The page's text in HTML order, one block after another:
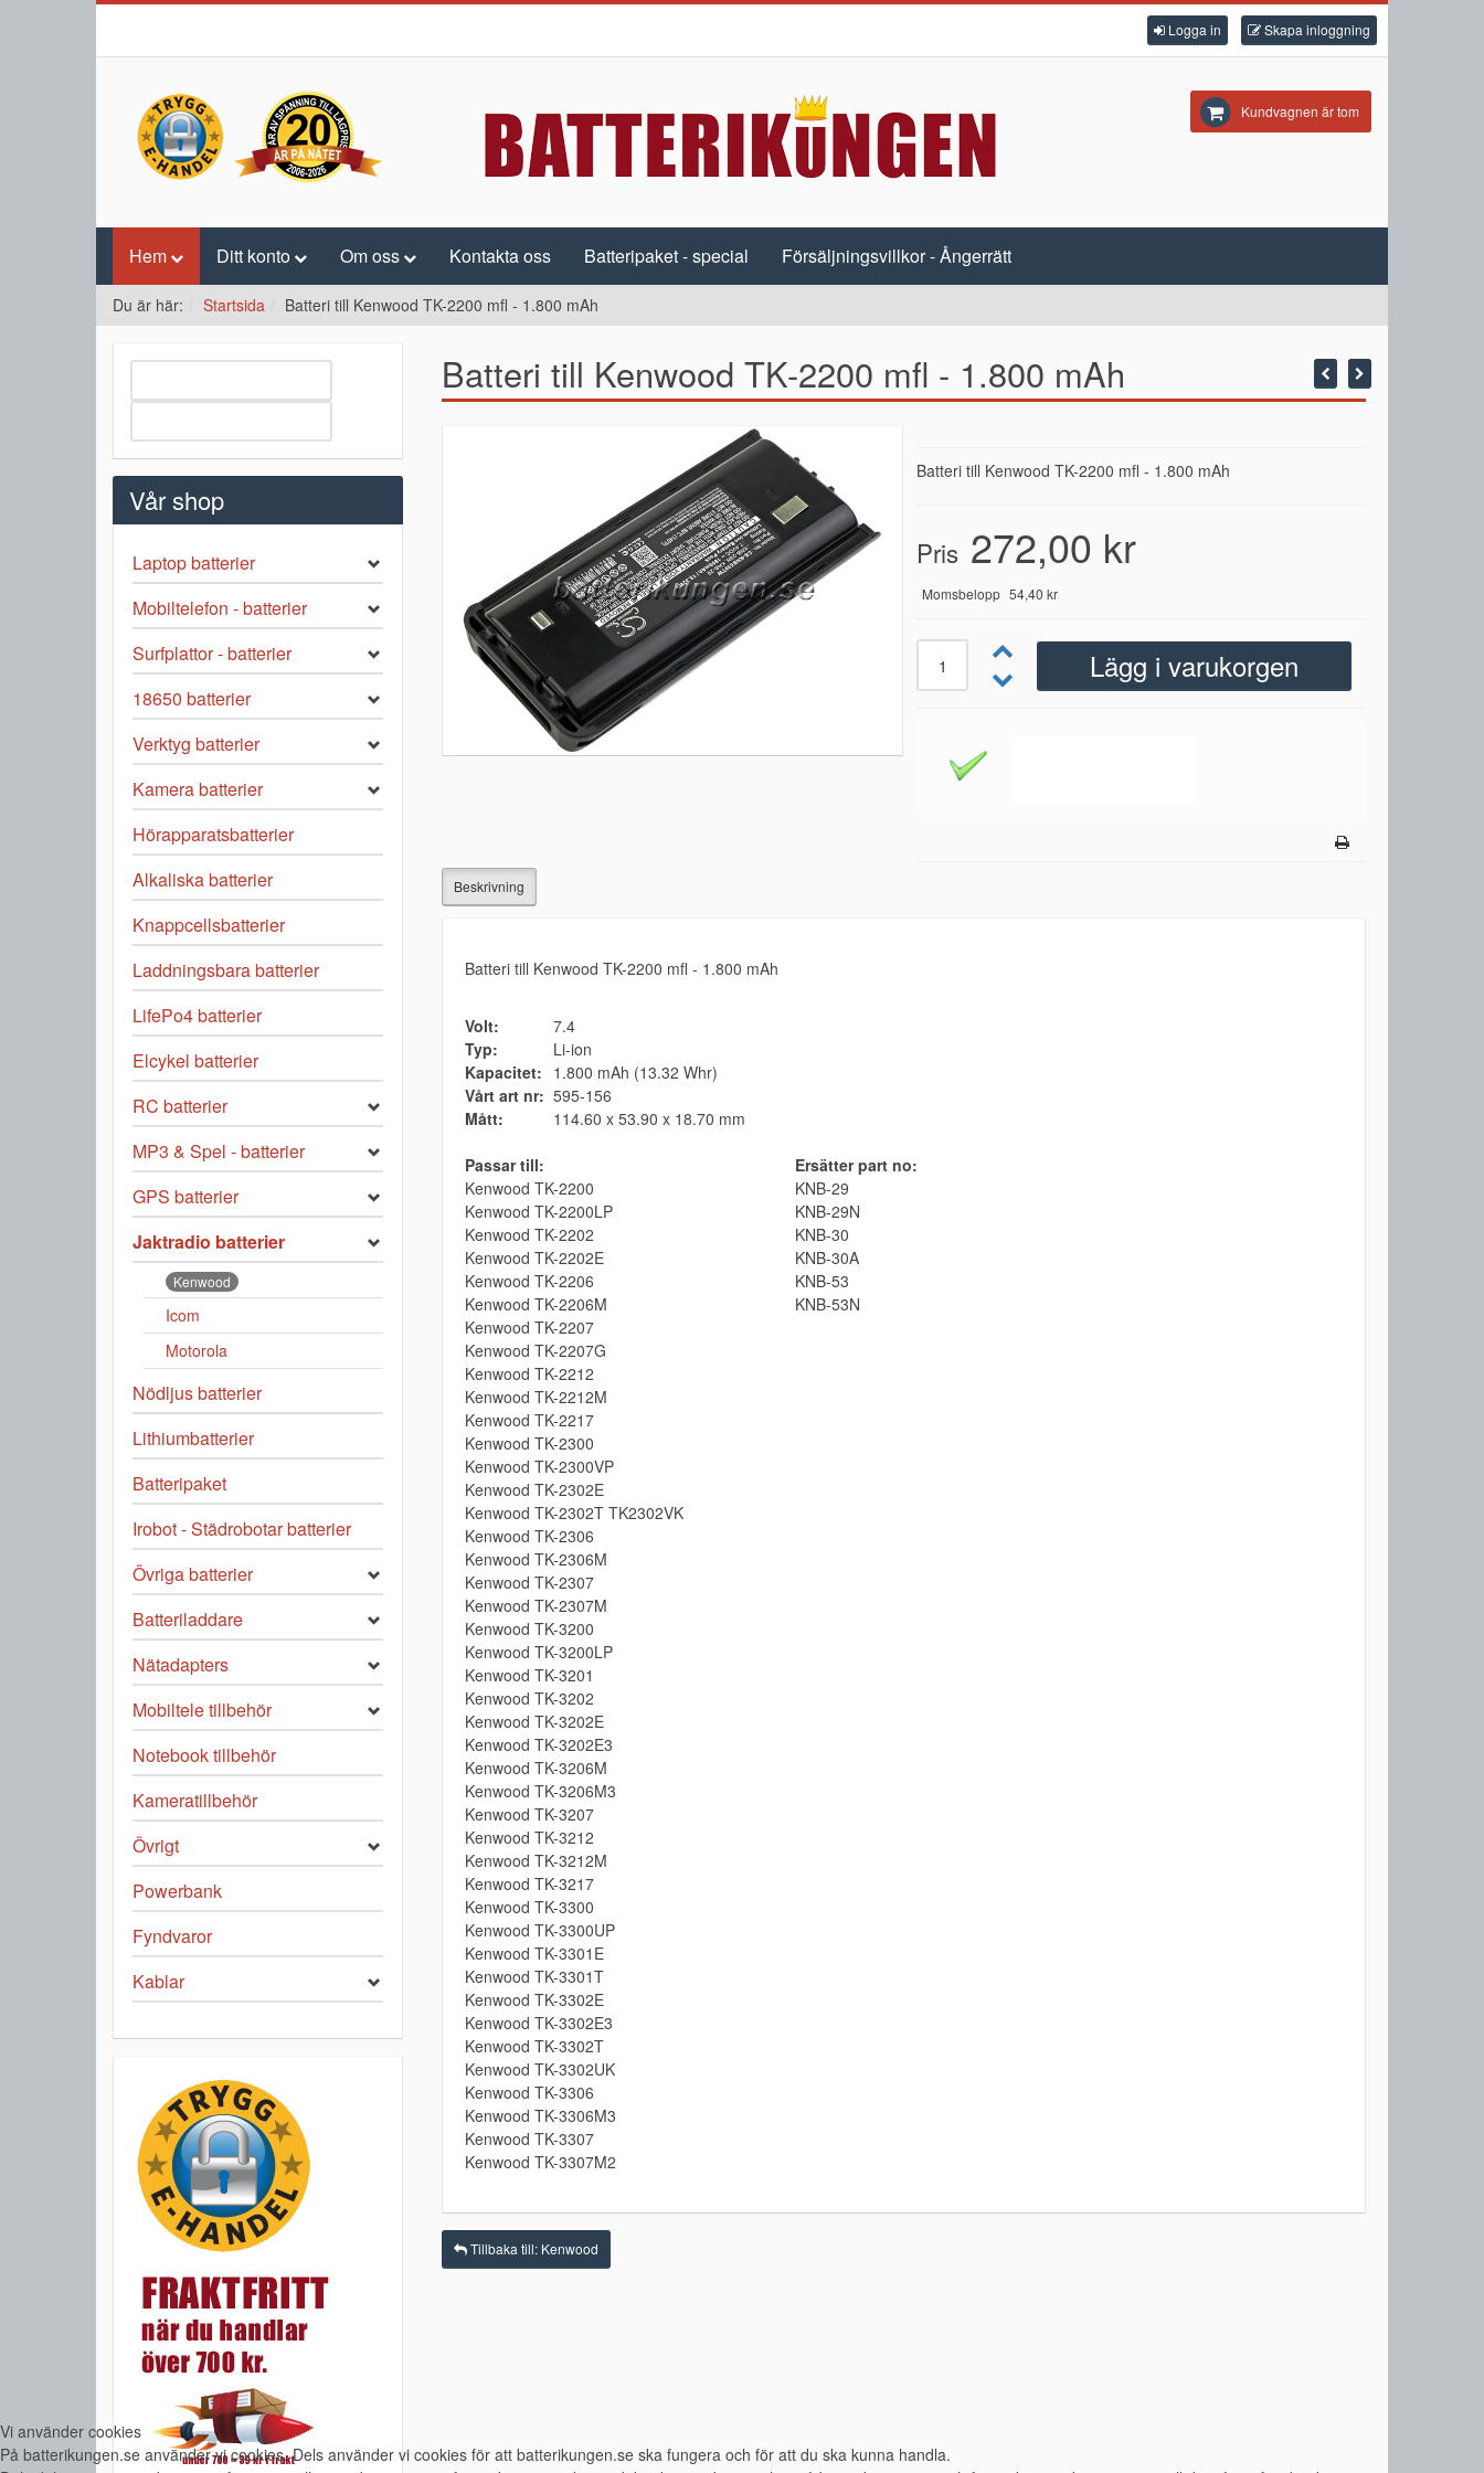
Logga in Skapa inloggning
Kundvagnen är tom
Hem Ditt konto Om oss Kontakta oss Batteripaket - special Försäljningsvillkor - Ångerrätt
Du är här: Startsida Batteri till Kenwood TK-2200 mfl - 1.800 mAh
Batteri till Kenwood TK-2200 mfl - 1.800 mAh
Batteri till Kenwood TK-2200 mfl - 1.800 mAh
Pris 272,00 kr
Momsbelopp 54,40 kr
Beskrivning
Batteri till Kenwood TK-2200 mfl - 1.800 mAh
Volt:
7.4
Typ:
Li-ion
Kapacitet: 1.800 mAh (13.32 Whr)
Vårt art nr: 595-156
Mått:
114.60 x 53.90 x 18.70 mm
Passar till:
Ersätter part no:
Kenwood TK-2200
Kenwood TK-2200LP
Kenwood TK-2202
Kenwood TK-2202E
Kenwood TK-2206
Kenwood TK-2206M
Kenwood TK-2207
Kenwood TK-2207G
Kenwood TK-2212
Kenwood TK-2212M
Kenwood TK-2217
Kenwood TK-2300
Kenwood TK-2300VP
Kenwood TK-2302E
Kenwood TK-2302T TK2302VK
Kenwood TK-2306
Kenwood TK-2306M
Kenwood TK-2307
Kenwood TK-2307M
Kenwood TK-3200
Kenwood TK-3200LP
Kenwood TK-3201
Kenwood TK-3202
Kenwood TK-3202E
Kenwood TK-3202E3
Kenwood TK-3206M
Kenwood TK-3206M3
Kenwood TK-3207
Kenwood TK-3212
Kenwood TK-3212M
Kenwood TK-3217
Kenwood TK-3300
Kenwood TK-3300UP
Kenwood TK-3301E
Kenwood TK-3301T
Kenwood TK-3302E
Kenwood TK-3302E3
Kenwood TK-3302T
Kenwood TK-3302UK
Kenwood TK-3306
Kenwood TK-3306M3
Kenwood TK-3307
Kenwood TK-3307M2
KNB-29
KNB-29N
KNB-30
KNB-30A
KNB-53
KNB-53N
Tillbaka till: Kenwood
Vår shop
Laptop batterier
Mobiltelefon - batterier
Surfplattor - batterier
18650 batterier
Verktyg batterier
Kamera batterier
Hörapparatsbatterier
Alkaliska batterier
Knappcellsbatterier
Laddningsbara batterier
LifePo4 batterier
Elcykel batterier
RC batterier
MP3 & Spel - batterier
GPS batterier
Jaktradio batterier
Kenwood
Icom
Motorola
Nödljus batterier
Lithiumbatterier
Batteripaket
Irobot - Städrobotar batterier
Övriga batterier
Batteriladdare
Nätadapters
Mobiltele tillbehör
Notebook tillbehör
Kameratillbehör
Övrigt
Powerbank
Fyndvaror
Kablar
Vi använder cookies
På batterikungen.se använder vi cookies. Dels använder vi cookies för att batterikungen.se ska fungera och för att du ska kunna handla.